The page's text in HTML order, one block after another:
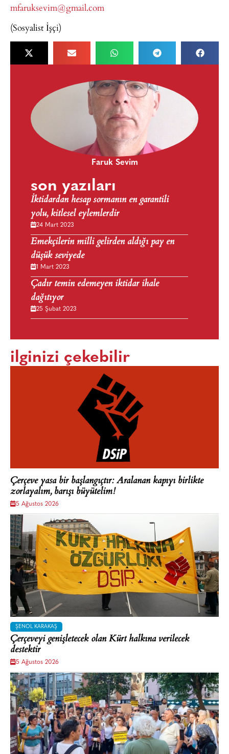
mfaruksevim@gmail.com
(Sosyalist İşçi)
Faruk Sevim
son yazıları
İktidardan hesap sormanın en garantili
yolu, kitlesel eylemlerdir
24 Mart 2023
Emekçilerin milli gelirden aldığı pay en
düşük seviyede
1 Mart 2023
Çadır temin edemeyen iktidar ihale
dağıtıyor
25 Şubat 2023
ilginizi çekebilir
Çerçeve yasa bir başlangıçtır: Aralanan kapıyı birlikte
zorlayalım, barışı büyütelim!
5 Ağustos 2026
ŞENOL KARAKAŞ
Çerçeveyi genişletecek olan Kürt halkına verilecek
destektir
5 Ağustos 2026